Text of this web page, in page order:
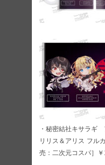
・秘密結社キサラギ
リリス＆アリス フル
売：二次元コスパ］￥